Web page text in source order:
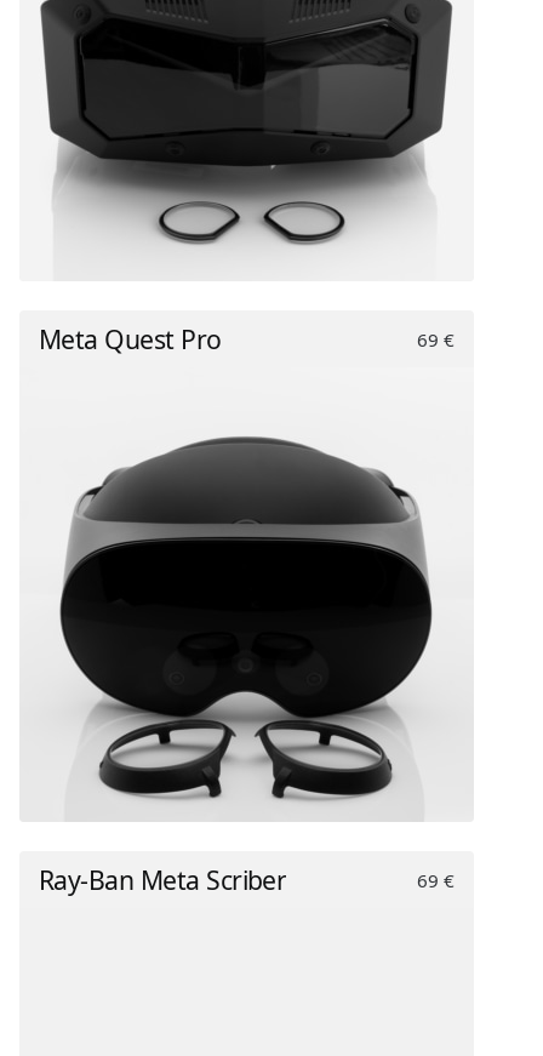
Meta Quest Pro 69 €
Ray-Ban Meta Scriber 69 €